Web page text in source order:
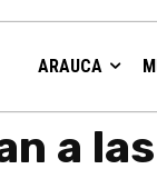
ARAUCA
a